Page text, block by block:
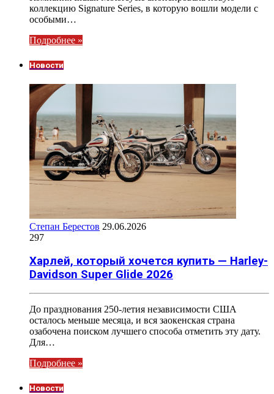
коллекцию Signature Series, в которую вошли модели с
особыми…
Подробнее »
Новости
Степан Берестов 29.06.2026
297
Харлей, который хочется купить — Harley-
Davidson Super Glide 2026
До празднования 250-летия независимости США
осталось меньше месяца, и вся заокенская страна
озабочена поиском лучшего способа отметить эту дату.
Для…
Подробнее »
Новости